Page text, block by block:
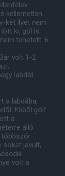
kellemetlen
két ilyet nem
ki, gól is
tehetett. 6
volt 1-2
labdát
a labdába,
Ebbõl gólt
a
álló
többször
sokat javult,
volt a